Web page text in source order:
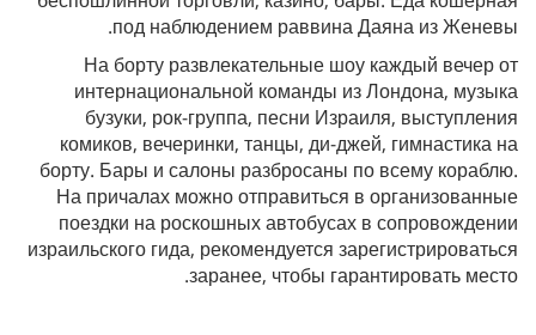
под наблюдением раввина Даяна из Женевы.
На борту развлекательные шоу каждый вечер от
интернациональной команды из Лондона, музыка
бузуки, рок-группа, песни Израиля, выступления
комиков, вечеринки, танцы, ди-джей, гимнастика на
борту. Бары и салоны разбросаны по всему кораблю.
На причалах можно отправиться в организованные
поездки на роскошных автобусах в сопровождении
израильского гида, рекомендуется зарегистрироваться
заранее, чтобы гарантировать место.